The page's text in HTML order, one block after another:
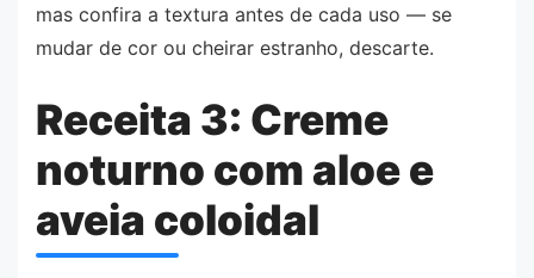
mas confira a textura antes de cada uso — se
mudar de cor ou cheirar estranho, descarte.
Receita 3: Creme
noturno com aloe e
aveia coloidal